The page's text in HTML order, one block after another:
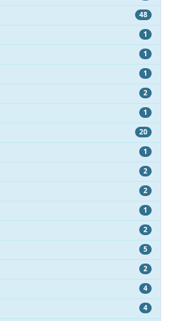
48
1
1
1
2
1
20
1
2
2
1
2
5
2
4
4